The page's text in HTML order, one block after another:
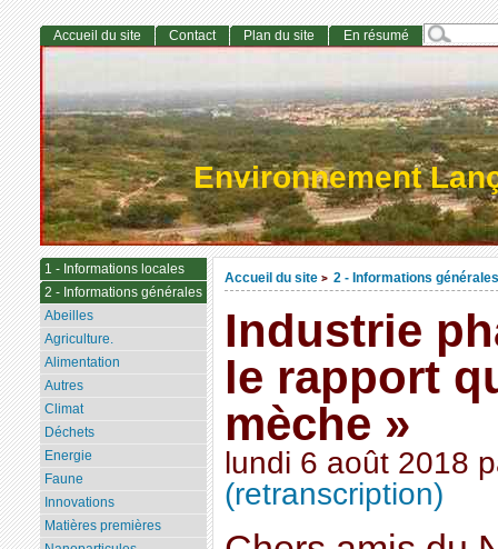
Environnement
Accueil du site > 2 - Informations générales
Industrie
le rapport
mèche »
lundi 6 août 2018
(retranscription)
Accueil du site Contact Plan du site En résumé
1 - Informations locales
2 - Informations générales
Abeilles
Agriculture.
Alimentation
Autres
Climat
Déchets
Energie
Faune
Innovations
Matières premières